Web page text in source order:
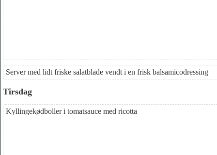
Server med lidt friske salatblade vendt i en frisk balsamicodressing
Tirsdag
Kyllingekødboller i tomatsauce med ricotta